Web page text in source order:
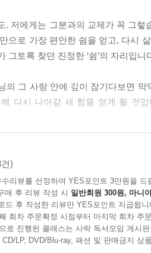
니다.
을 차려주시고 우리를 기다리십니다.
동행의 시작입니다. 주님과 눈을
다.
문제가 생겨야만 주님을 찾곤 합
으로도 주님은 구하지 않은 필요까
. 저에게는 그분과의 교제가 꼭 그
으로 가장 편안한 쉼을 얻고, 다시
그토록 찾던 진정한 ‘쉼’의 자리입니
의 그 사랑 안에 깊이 잠기다보면
다시 나아갈 새 힘을 얻게 될 것
고, 선택의 기로에서 지혜가 부어
이미 시작되었습니다.
)
리뷰를 선정하여 YES포인트 3만원을 드
매 후 리뷰 작성 시 일반회원 300원, 마니
드 후 작성한 리뷰만 YES포인트 지급됩니
회차 주문확정 시점부터 마지막 회차 주
로 진행된 클래스는 사락 독서모임 게시
LP, DVD/Blu-ray, 패션 및 판매금지 상